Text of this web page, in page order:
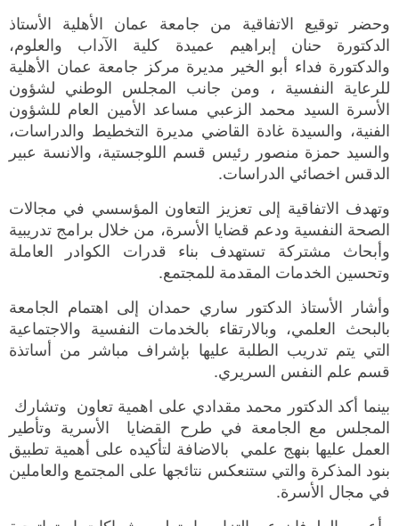
وحضر توقيع الاتفاقية من جامعة عمان الأهلية الأستاذ
الدكتورة حنان إبراهيم عميدة كلية الآداب والعلوم،
والدكتورة فداء أبو الخير مديرة مركز جامعة عمان الأهلية
للرعاية النفسية ، ومن جانب المجلس الوطني لشؤون
الأسرة السيد محمد الزعبي مساعد الأمين العام للشؤون
الفنية، والسيدة غادة القاضي مديرة التخطيط والدراسات،
والسيد حمزة منصور رئيس قسم اللوجستية، والانسة عبير
الدقس اخصائي الدراسات.
وتهدف الاتفاقية إلى تعزيز التعاون المؤسسي في مجالات
الصحة النفسية ودعم قضايا الأسرة، من خلال برامج تدريبية
وأبحاث مشتركة تستهدف بناء قدرات الكوادر العاملة
وتحسين الخدمات المقدمة للمجتمع.
وأشار الأستاذ الدكتور ساري حمدان إلى اهتمام الجامعة
بالبحث العلمي، وبالارتقاء بالخدمات النفسية والاجتماعية
التي يتم تدريب الطلبة عليها بإشراف مباشر من أساتذة
قسم علم النفس السريري.
بينما أكد الدكتور محمد مقدادي على اهمية تعاون وتشارك
المجلس مع الجامعة في طرح القضايا الأسرية وتأطير
العمل عليها بنهج علمي بالاضافة لتأكيده على أهمية تطبيق
بنود المذكرة والتي ستنعكس نتائجها على المجتمع والعاملين
في مجال الأسرة.